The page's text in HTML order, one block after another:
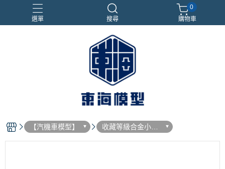
選單 搜尋
合金車
閃電霹靂車
電子雞/塔麻可吉/塔麻歌子
0
購物車
【汽機車模型】
收藏等級合金小汽
車